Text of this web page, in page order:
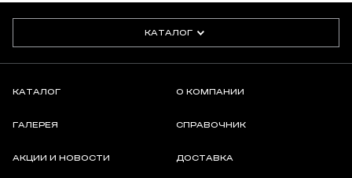
КАТАЛОГ
КАТАЛОГ О КОМПАНИИ
ГАЛЕРЕЯ СПРАВОЧНИК
АКЦИИ И НОВОСТИ ДОСТАВКА